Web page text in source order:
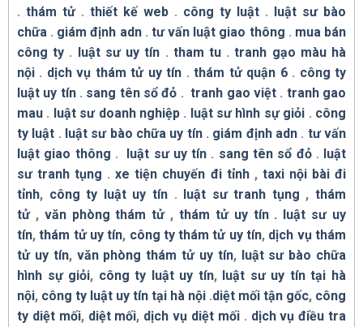
. thám tử. thiết kế web . công ty luật . luật sư bào
chữa . giám định adn. tư vấn luật giao thông . mua bán
công ty . luật sư uy tín . tham tu.tranh gạo màu hà
nội . dịch vụ thám tử uy tín .thám tử quận 6. công ty
luật uy tín. sang tên sổ đỏ .tranh gao việt . tranh gao
mau . luật sư doanh nghiệp. luật sư hình sự giỏi . công
ty luật . luật sư bào chữa uy tín. giám định adn . tư vấn
luật giao thông . luật sư uy tín . sang tên sổ đỏ. luật
sư tranh tụng .xe tiện chuyến đi tỉnh, taxi nội bài đi
tỉnh, công ty luật uy tín. luật sư tranh tụng ,thám
tử, văn phòng thám tử,thám tử uy tín . luật sư uy
tín,thám tử uy tín, công ty thám tử uy tín, dịch vụ thám
tử uy tín, văn phòng thám tử uy tín, luật sư bào chữa
hình sự giỏi, công ty luật uy tín, luật sư uy tín tại hà
nội, công ty luật uy tín tại hà nội .diệt mối tận gốc, công
ty diệt mối, diệt mối, dịch vụ diệt mối . dịch vụ điều tra